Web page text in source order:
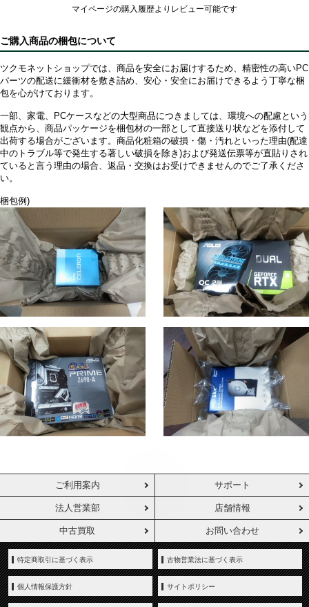
マイページの購入履歴よりレビュー可能です
ご購入商品の梱包について
ツクモネットショップでは、商品を安全にお届けするため、精密性の高いPC
パーツの配送に緩衝材を敷き詰め、安心・安全にお届けできるよう丁寧な梱
包を心がけております。
一部、家電、PCケースなどの大型商品につきましては、環境への配慮という
観点から、商品パッケージを梱包材の一部として直接送り状などを添付して
出荷する場合がございます。商品化粧箱の破損・傷・汚れといった理由(配達
中のトラブル等で発生する著しい破損を除き)および発送伝票等が直貼りされ
ていると言う理由の場合、返品・交換はお受けできませんのでご了承くださ
い。
梱包例)
ご利用案内 サポート
法人営業部 店舗情報
中古買取 お問い合わせ
特定商取引に基づく表示 古物営業法に基づく表示
個人情報保護方針 サイトポリシー